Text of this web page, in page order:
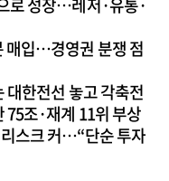
로 성장…레저·유통·
매입…경영권 분쟁 점
대한전선 놓고 각축전
조·재계 11위 부상
스크 커…“단순 투자